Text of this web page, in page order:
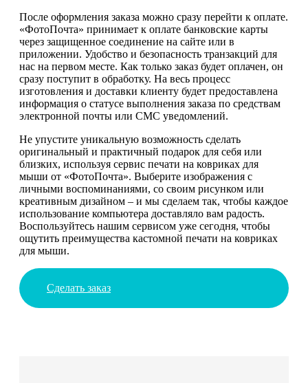
После оформления заказа можно сразу перейти к оплате.
«ФотоПочта» принимает к оплате банковские карты
через защищенное соединение на сайте или в
приложении. Удобство и безопасность транзакций для
нас на первом месте. Как только заказ будет оплачен, он
сразу поступит в обработку. На весь процесс
изготовления и доставки клиенту будет предоставлена
информация о статусе выполнения заказа по средствам
электронной почты или СМС уведомлений.
Не упустите уникальную возможность сделать
оригинальный и практичный подарок для себя или
близких, используя сервис печати на ковриках для
мыши от «ФотоПочта». Выберите изображения с
личными воспоминаниями, со своим рисунком или
креативным дизайном – и мы сделаем так, чтобы каждое
использование компьютера доставляло вам радость.
Воспользуйтесь нашим сервисом уже сегодня, чтобы
ощутить преимущества кастомной печати на ковриках
для мыши.
Сделать заказ